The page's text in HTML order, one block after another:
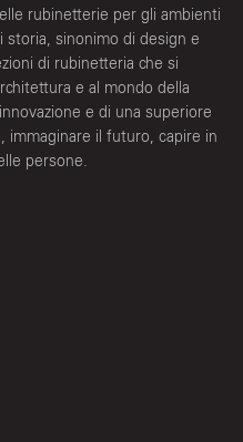
rubinetterie per gli ambienti
storia, sinonimo di design e
di rubinetteria che si
e al mondo della
e di una superiore
immaginare il futuro, capire in
persone.